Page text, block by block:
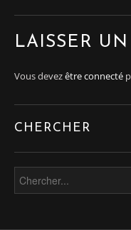
LAISSER
Vous devezêtre connecté
CHERCHER